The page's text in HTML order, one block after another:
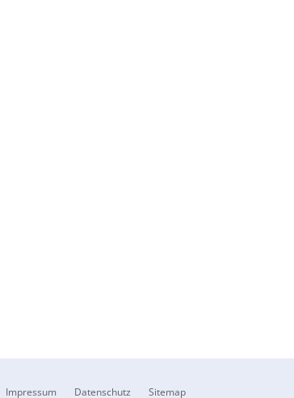
Impressum Datenschutz Sitemap